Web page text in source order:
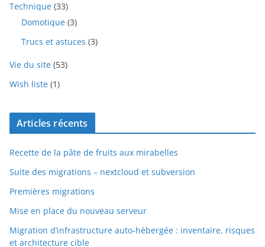
Technique (33)
Domotique (3)
Trucs et astuces (3)
Vie du site (53)
Wish liste (1)
Articles récents
Recette de la pâte de fruits aux mirabelles
Suite des migrations – nextcloud et subversion
Premières migrations
Mise en place du nouveau serveur
Migration d’infrastructure auto-hébergée : inventaire, risques
et architecture cible